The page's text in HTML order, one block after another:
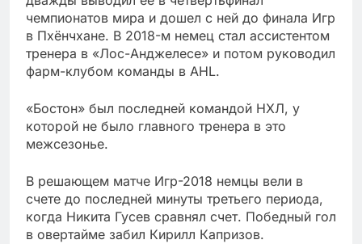
чемпионатов мира и дошел с ней до финала Игр
в Пхёнчхане. В 2018-м немец стал ассистентом
тренера в «Лос-Анджелесе» и потом руководил
фарм-клубом команды в AHL.
«Бостон» был последней командой НХЛ, у
которой не было главного тренера в это
межсезонье.
В решающем матче Игр-2018 немцы вели в
счете до последней минуты третьего периода,
когда Никита Гусев сравнял счет. Победный гол
в овертайме забил Кирилл Капризов.